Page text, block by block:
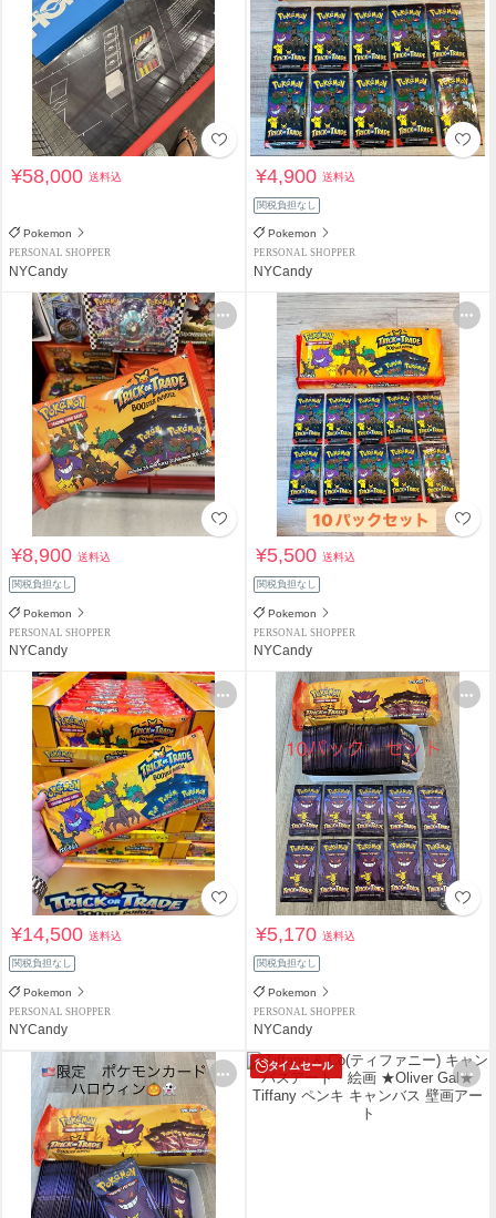
¥58,000送料込
Pokemon
PERSONAL SHOPPER
NYCandy
¥4,900送料込
関税負担なし
Pokemon
PERSONAL SHOPPER
NYCandy
¥8,900送料込
関税負担なし
Pokemon
PERSONAL SHOPPER
NYCandy
¥5,500送料込
関税負担なし
Pokemon
PERSONAL SHOPPER
NYCandy
¥14,500送料込
関税負担なし
Pokemon
PERSONAL SHOPPER
NYCandy
¥5,170送料込
関税負担なし
Pokemon
PERSONAL SHOPPER
NYCandy
タイムセール